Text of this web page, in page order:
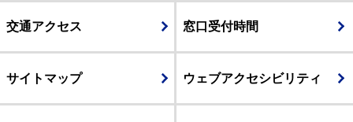
交通アクセス 窓口受付時間
サイトマップ ウェブアクセシビリティ